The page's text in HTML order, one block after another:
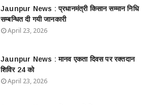
Jaunpur News : ​प्रधानमंत्री किसान सम्मान निधि
सम्बन्धित दी गयी जानकारी
April 23, 2026
Jaunpur News : ​मानव एकता दिवस पर रक्तदान
शिविर 24 को
April 23, 2026